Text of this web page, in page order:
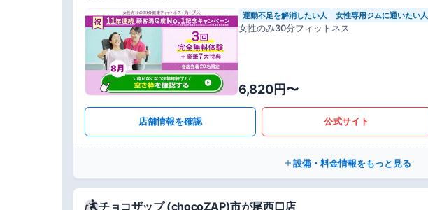
運動不足を解消したい人 女性専用ジムに通いたい人
女性のみ30分フィットネス
6,820円〜
店舗情報を確認 公式サイト
設備・料金情報をもっと見る
チョコザップ (chocoZAP)市が尾西口店